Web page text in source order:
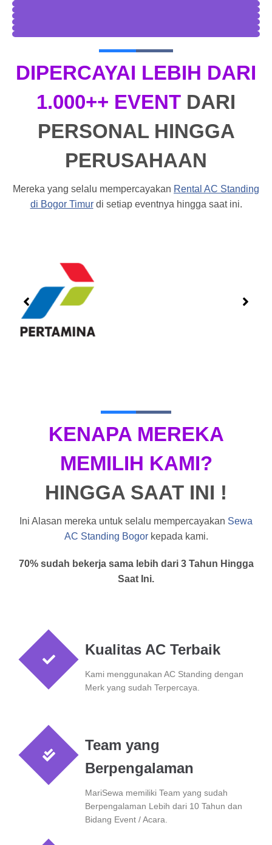
DIPERCAYAI LEBIH DARI
1.000++ EVENT DARI
PERSONAL HINGGA
PERUSAHAAN
Mereka yang selalu mempercayakan Rental AC Standing
di Bogor Timurdi setiap eventnya hingga saat ini.
KENAPA MEREKA
MEMILIH KAMI?
HINGGA SAAT INI !
Ini Alasan mereka untuk selalu mempercayakan Sewa
AC Standing Bogorkepada kami.
70% sudah bekerja sama lebih dari 3 Tahun Hingga
Saat Ini.
Kualitas AC Terbaik
Kami menggunakan AC Standing dengan
Merk yang sudah Terpercaya.
Team yang
Berpengalaman
MariSewa memiliki Team yang sudah
Berpengalaman Lebih dari 10 Tahun dan
Bidang Event / Acara.